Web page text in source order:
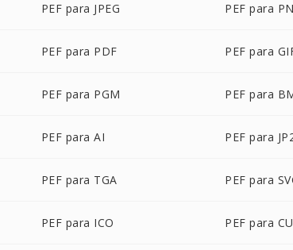
PEF para JPEG PEF para
PEF para PDF PEF para
PEF para PGM PEF para
PEF para AI PEF para
PEF para TGA PEF para
PEF para ICO PEF para